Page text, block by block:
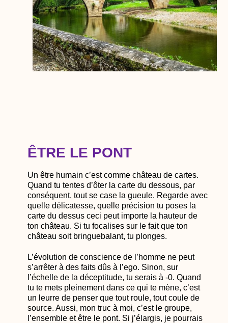
ÊTRE LE PONT
Un être humain c’est comme château de cartes.
Quand tu tentes d’ôter la carte du dessous, par
conséquent, tout se case la gueule. Regarde avec
quelle délicatesse, quelle précision tu poses la
carte du dessus ceci peut importe la hauteur de
ton château. Si tu focalises sur le fait que ton
château soit bringuebalant, tu plonges.
L’évolution de conscience de l’homme ne peut
s’arrêter à des faits dûs à l’ego. Sinon, sur
l’échelle de la déceptitude, tu serais à -0. Quand
tu te mets pleinement dans ce qui te mène, c’est
un leurre de penser que tout roule, tout coule de
source. Aussi, mon truc à moi, c’est le groupe,
l’ensemble et être le pont. Si j’élargis, je pourrais